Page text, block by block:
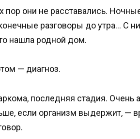
пор они не расставались.
разговоры до утра… С
нашла родной дом.
— диагноз.
последняя стадия. Очень
если организм выдержит, —